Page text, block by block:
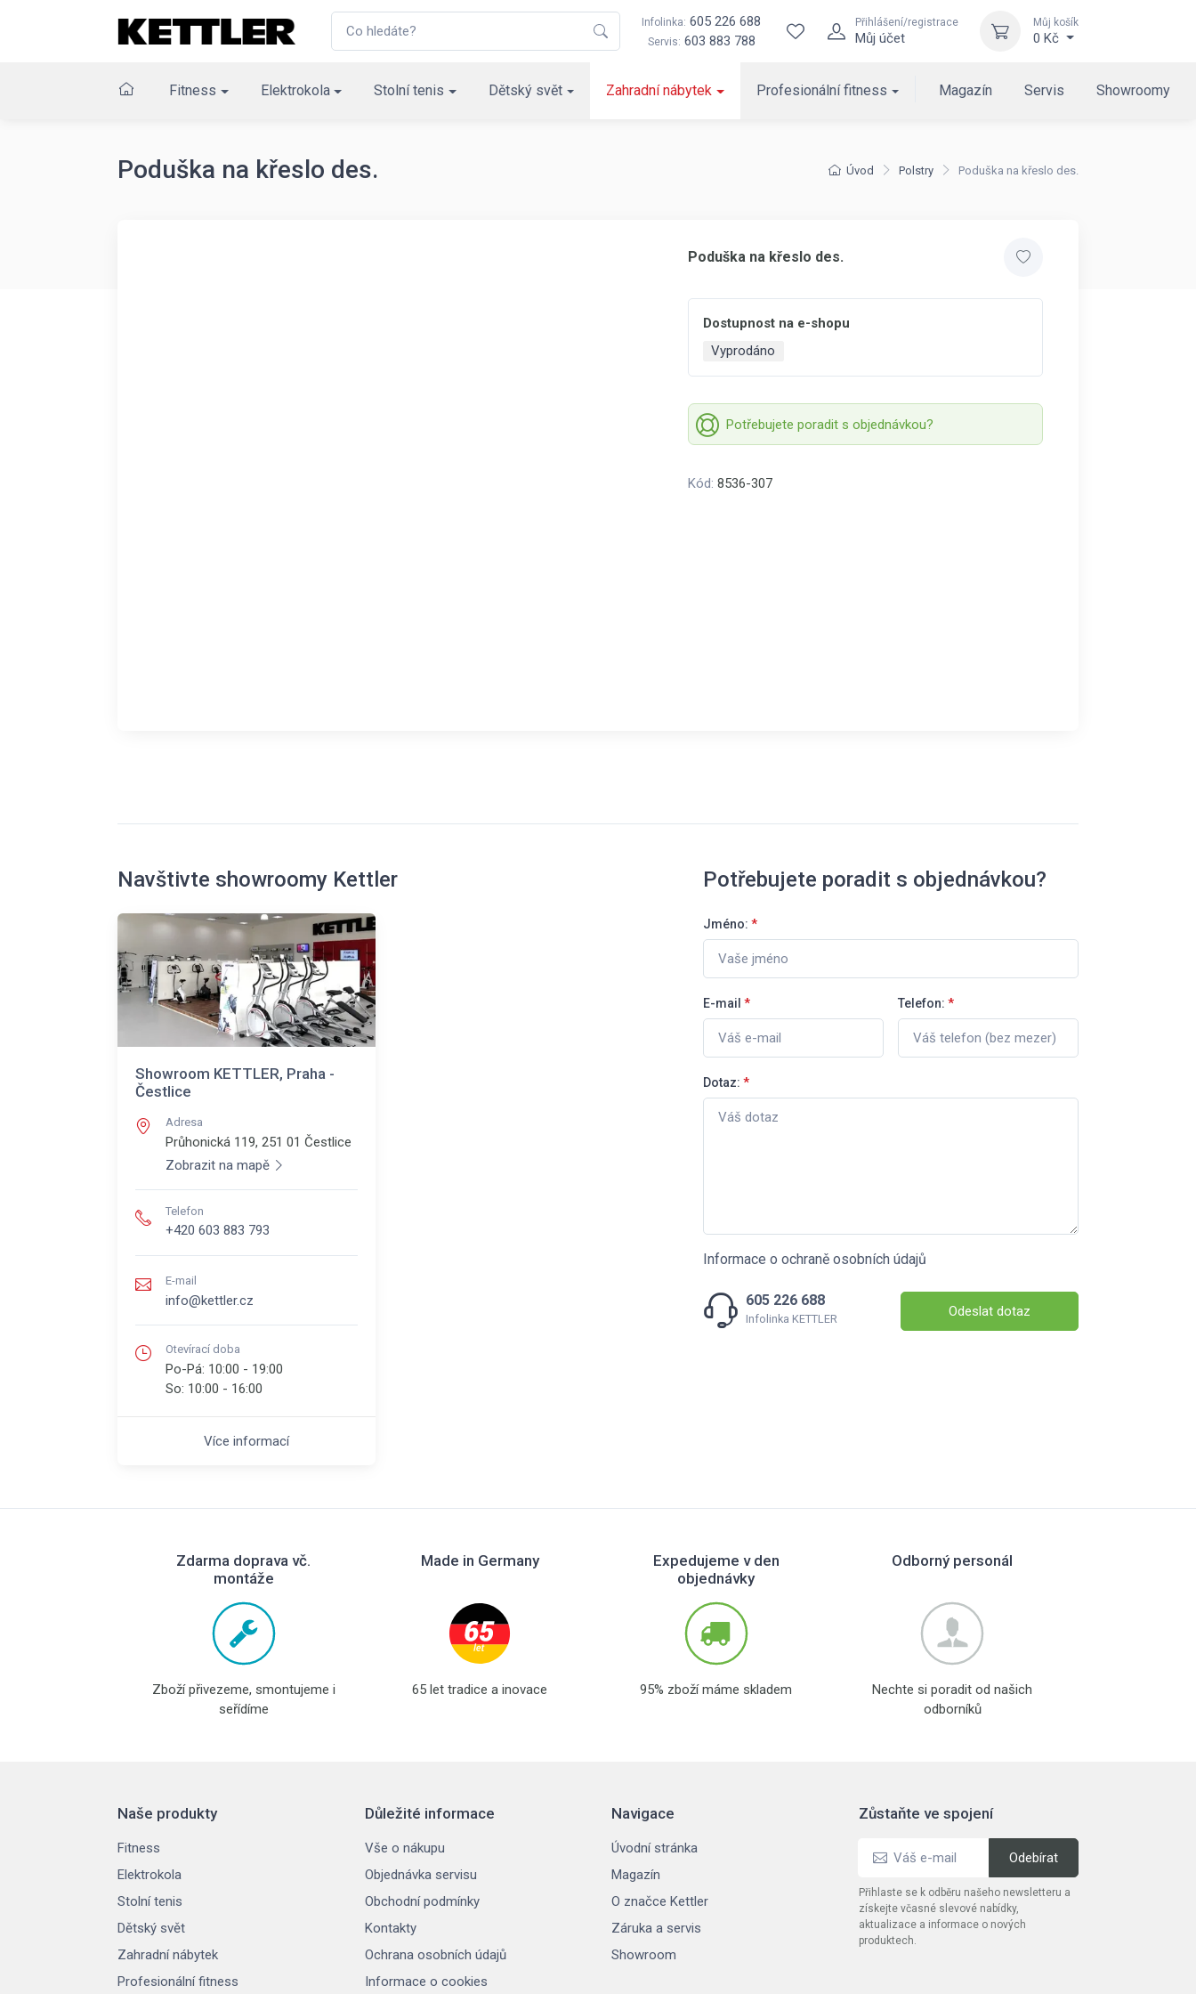
Infolinka: 605 226 688
Servis: 603 883 788
Přihlášení/registrace
Můj účet
Můj košík
0 Kč
Fitness Elektrokola Stolní tenis Dětský svět Zahradní nábytek Profesionální fitness Magazín Servis Showroomy
Úvod Polstry Poduška na křeslo des.
Poduška na křeslo des.
Poduška na křeslo des.
Dostupnost na e-shopu
Vyprodáno
Potřebujete poradit s objednávkou?
Kód: 8536-307
Navštivte showroomy Kettler
Showroom KETTLER, Praha -
Čestlice
Adresa
Průhonická 119, 251 01 Čestlice
Zobrazit na mapě
Telefon
+420 603 883 793
E-mail
info@kettler.cz
Otevírací doba
Po-Pá: 10:00 - 19:00
So: 10:00 - 16:00
Více informací
Potřebujete poradit s objednávkou?
Jméno: *
E-mail * Telefon: *
Dotaz: *
Informace o ochraně osobních údajů
605 226 688
Infolinka KETTLER Odeslat dotaz
Zdarma doprava vč.
montáže
Zboží přivezeme, smontujeme i
seřídíme
Made in Germany
65 let tradice a inovace
Expedujeme v den
objednávky
95% zboží máme skladem
Odborný personál
Nechte si poradit od našich
odborníků
Naše produkty
Fitness
Elektrokola
Stolní tenis
Dětský svět
Zahradní nábytek
Profesionální fitness
Důležité informace
Vše o nákupu
Objednávka servisu
Obchodní podmínky
Kontakty
Ochrana osobních údajů
Informace o cookies
Navigace
Úvodní stránka
Magazín
O značce Kettler
Záruka a servis
Showroom
Zůstaňte ve spojení
Přihlaste se k odběru našeho newsletteru a
získejte včasné slevové nabídky,
aktualizace a informace o nových
produktech.